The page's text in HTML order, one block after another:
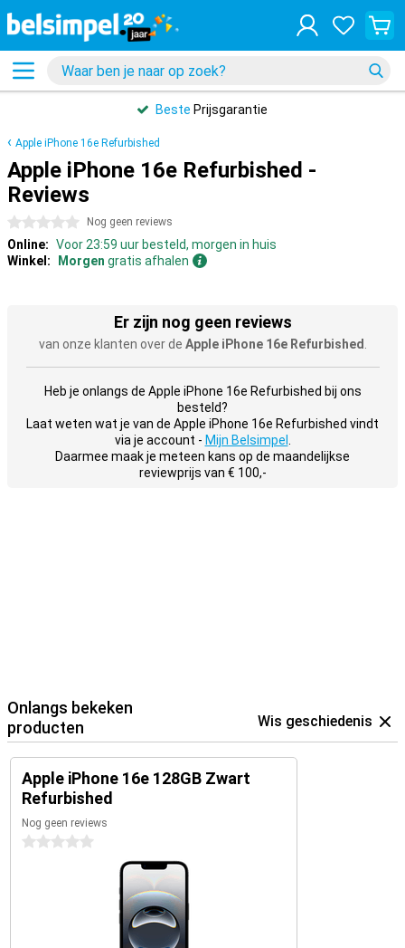
Beste Prijsgarantie
Apple iPhone 16e Refurbished
Apple iPhone 16e Refurbished -
Reviews
0 sterren Nog geen reviews
Online: Voor 23:59 uur besteld, morgen in huis
Winkel:
Morgen gratis afhalen
Er zijn nog geen reviews
van onze klanten over de Apple iPhone 16e Refurbished
Heb je onlangs de Apple iPhone 16e Refurbished bij ons
besteld?
Laat weten wat je van de Apple iPhone 16e Refurbished vindt
via je account - Mijn Belsimpel
Daarmee maak je meteen kans op de maandelijkse
reviewprijs van € 100,-
Onlangs bekeken
producten
Wis geschiedenis
Apple iPhone 16e 128GB Zwart
Refurbished
Nog geen reviews
0 sterren